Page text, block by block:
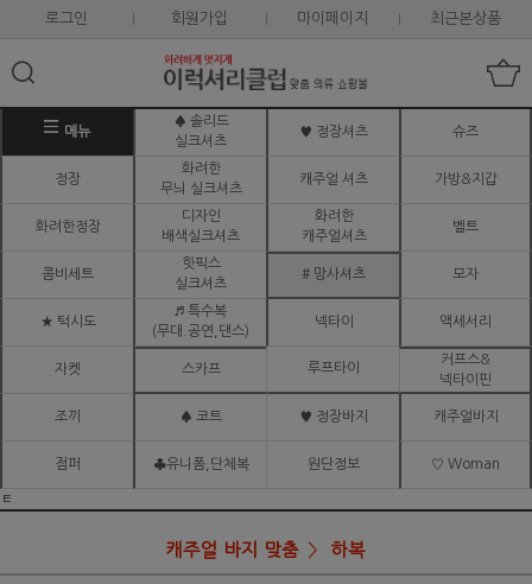
로그인 회원가입 마이페이지 최근본상품
메뉴
♠ 솔리드
실크셔츠
♥ 정장셔츠 슈즈
정장
화려한
무늬 실크셔츠
캐주얼 셔츠 가방&지갑
화려한정장
디자인
배색실크셔츠
화려한
캐주얼셔츠
벨트
콤비세트
핫픽스
실크셔츠
# 망사셔츠 모자
★ 턱시도
♬ 특수복
(무대.공연,댄스)
넥타이 액세서리
자켓 스카프 루프타이
커프스&
넥타이핀
조끼 ♠ 코트 ♥ 정장바지 캐주얼바지
점퍼 ♣유니폼,단체복 원단정보 ♡ Woman
ㅌ
캐주얼 바지 맞춤 하복